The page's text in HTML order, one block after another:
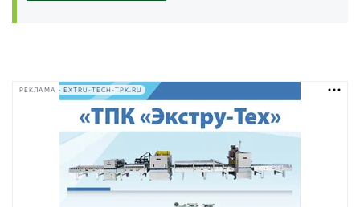
РЕКЛАМА • EXTRU-TECH-TPK.RU